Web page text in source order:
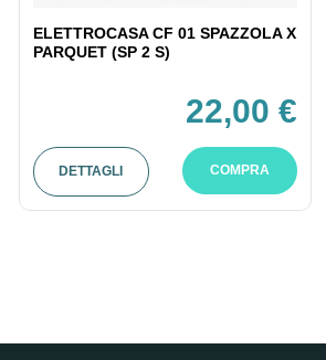
ELETTROCASA CF 01 SPAZZOLA X
PARQUET (SP 2 S)
22,00 €
DETTAGLI COMPRA